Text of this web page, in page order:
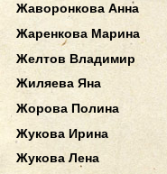
Жаворонкова Анна
Жаренкова Марина
Желтов Владимир
Жиляева Яна
Жорова Полина
Жукова Ирина
Жукова Лена